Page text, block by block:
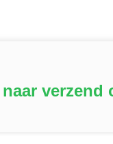
verzend